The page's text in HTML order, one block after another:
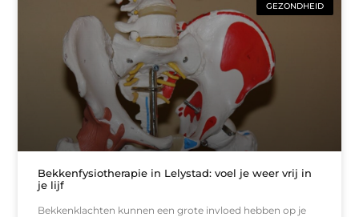
GEZONDHEID
Bekkenfysiotherapie in Lelystad: voel je weer vrij in
je lijf
Bekkenklachten kunnen een grote invloed hebben op je